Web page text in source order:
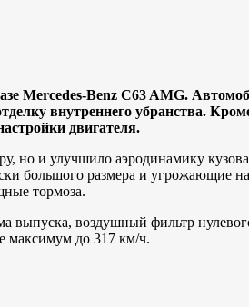
Mercedes-Benz C63 AMG.
внутреннего убранства.
двигателя.
но и улучшило аэродинамику
большого размера и угрожающие
тормоза.
выпуска, воздушный фильтр
максимум до 317 км/ч.